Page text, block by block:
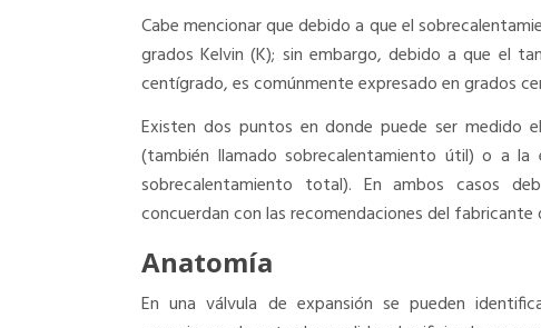
Cabe mencionar que debido a que el
grados Kelvin (K); sin embargo, debido a que el
centígrado, es comúnmente expresado en grados
Existen dos puntos en donde puede ser medido
(también llamado sobrecalentamiento útil) o a
sobrecalentamiento total). En ambos casos
concuerdan con las recomendaciones del fabricante
Anatomía
En una válvula de expansión se pueden